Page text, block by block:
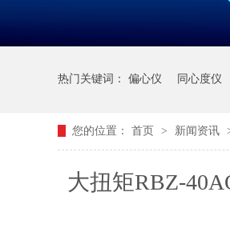
热门关键词： 偏心仪 同心度仪
您的位置： 首页 > 新闻资讯
大扭矩RBZ-